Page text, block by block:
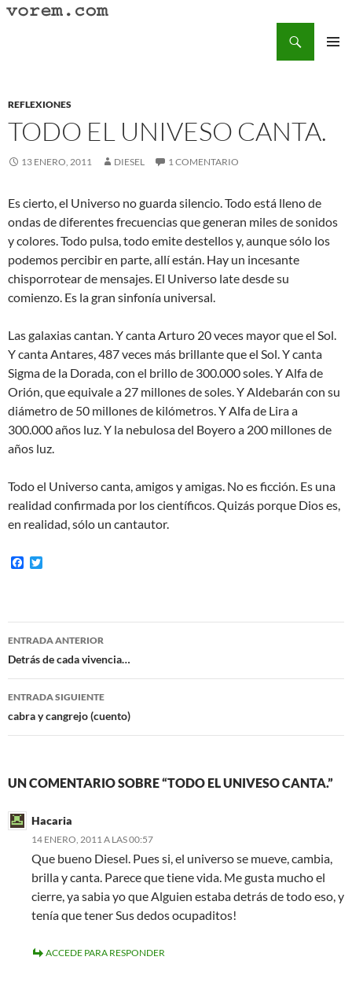
Saltar
REFLEXIONES
TODO EL UNIVESO CANTA.
13 ENERO, 2011 DIESEL 1 COMENTARIO
Es cierto, el Universo no guarda silencio. Todo está lleno de
ondas de diferentes frecuencias que generan miles de sonidos
y colores. Todo pulsa, todo emite destellos y, aunque sólo los
podemos percibir en parte, allí están. Hay un incesante
chisporrotear de mensajes. El Universo late desde su
comienzo. Es la gran sinfonía universal.
Las galaxias cantan. Y canta Arturo 20 veces mayor que el Sol.
Y canta Antares, 487 veces más brillante que el Sol. Y canta
Sigma de la Dorada, con el brillo de 300.000 soles. Y Alfa de
Orión, que equivale a 27 millones de soles. Y Aldebarán con su
diámetro de 50 millones de kilómetros. Y Alfa de Lira a
300.000 años luz. Y la nebulosa del Boyero a 200 millones de
años luz.
Todo el Universo canta, amigos y amigas. No es ficción. Es una
realidad confirmada por los científicos. Quizás porque Dios es,
en realidad, sólo un cantautor.
F
o
o
e
r
Navegación
de
entradas
ENTRADA ANTERIOR
Detrás de cada vivencia…
ENTRADA SIGUIENTE
cabra y cangrejo (cuento)
UN COMENTARIO SOBRE “TODO EL UNIVESO CANTA.”
Hacaria
14 ENERO, 2011 A LAS 00:57
Que bueno Diesel. Pues si, el universo se mueve, cambia,
brilla y canta. Parece que tiene vida. Me gusta mucho el
cierre, ya sabia yo que Alguien estaba detrás de todo eso, y
tenía que tener Sus dedos ocupaditos!
ACCEDE PARA RESPONDER